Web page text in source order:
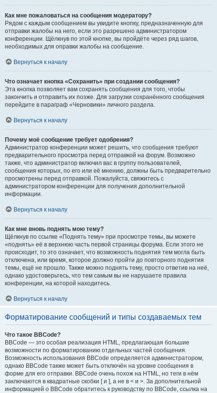
Как мне пожаловаться на сообщения модератору?
Рядом с каждым сообщением вы увидите кнопку, предназначенную для
отправки жалобы на него, если это разрешено администратором
конференции. Щёлкнув по этой кнопке, вы пройдёте через ряд шагов,
необходимых для оправки жалобы на сообщение.
Вернуться к началу
Что означает кнопка «Сохранить» при создании сообщения?
Эта кнопка позволяет вам сохранять сообщения для того, чтобы
закончить и отправить их позже. Для загрузки сохранённого сообщения
перейдите в параграф «Черновики» личного раздела.
Вернуться к началу
Почему моё сообщение требует одобрения?
Администратор конференции может решить, что сообщения требуют
предварительного просмотра перед отправкой на форум. Возможно
также, что администратор включил вас в группу пользователей,
сообщения которых, по его или её мнению, должны быть предварительно
просмотрены перед отправкой. Пожалуйста, свяжитесь с
администратором конференции для получения дополнительной
информации.
Вернуться к началу
Как мне вновь поднять мою тему?
Щёлкнув по ссылке «Поднять тему» при просмотре темы, вы можете
«поднять» её в верхнюю часть первой страницы форума. Если этого не
происходит, то это означает, что возможность поднятия тем могла быть
отключена, или время, которое должно пройти до повторного поднятия
темы, ещё не прошло. Также можно поднять тему, просто ответив на неё,
однако удостоверьтесь, что тем самым вы не нарушаете правила
конференции, на которой находитесь.
Вернуться к началу
Форматирование сообщений и типы создаваемых тем
Что такое BBCode?
BBCode — это особая реализация HTML, предлагающая большие
возможности по форматированию отдельных частей сообщения.
Возможность использования BBCode определяется администратором,
однако BBCode также может быть отключён на уровне сообщения в
форме для его отправки. BBCode очень похож на HTML, но теги в нём
заключаются в квадратные скобки [ и ], а не в < и >. За дополнительной
информацией о BBCode обратитесь к руководству по BBCode, ссылка на